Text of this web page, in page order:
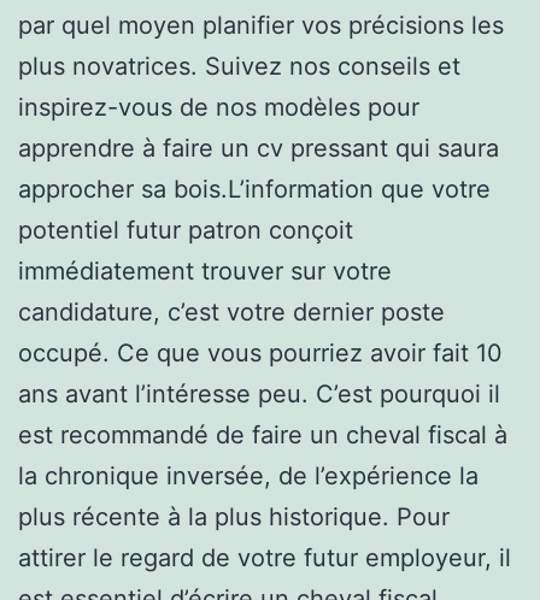
par quel moyen planifier vos précisions les
plus novatrices. Suivez nos conseils et
inspirez-vous de nos modèles pour
apprendre à faire un cv pressant qui saura
approcher sa bois.L’information que votre
potentiel futur patron conçoit
immédiatement trouver sur votre
candidature, c’est votre dernier poste
occupé. Ce que vous pourriez avoir fait 10
ans avant l’intéresse peu. C’est pourquoi il
est recommandé de faire un cheval fiscal à
la chronique inversée, de l’expérience la
plus récente à la plus historique. Pour
attirer le regard de votre futur employeur, il